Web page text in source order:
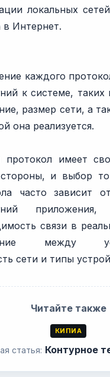
локальных
в Интернет.
каждого
к системе, таких
размер сети, а
она реализуется.
протокол имеет
и выбор
часто зависит
связи в
между
сети и типы
Читайте также
КИПИА
статья: Контурное